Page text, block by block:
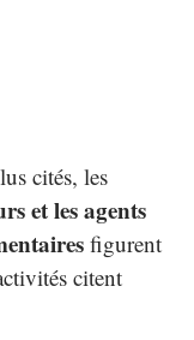
cités, les
et les agents
figurent
citent